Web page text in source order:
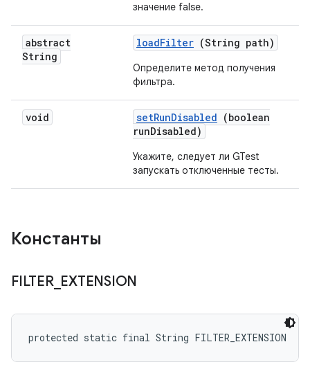
значение false.
abstract
String
loadFilter (String path)
Определите метод получения
фильтра.
void setRunDisabled (boolean
runDisabled)
Укажите, следует ли GTest
запускать отключенные тесты.
Константы
FILTER_ EXTENSION
protected static final String FILTER_EXTENSION